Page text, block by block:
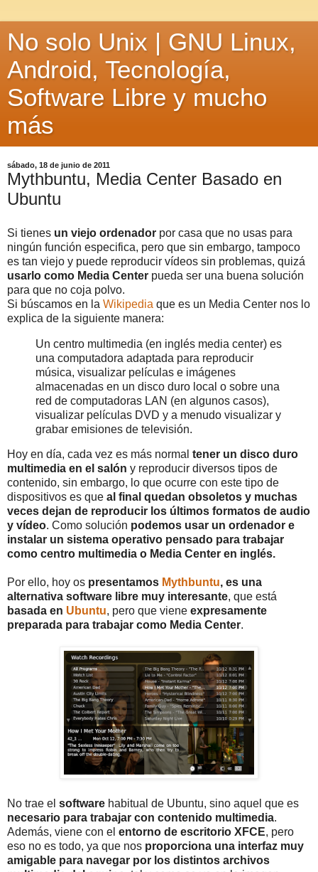
No solo Unix | GNU Linux,
Android, Tecnología,
Software Libre y mucho
más
sábado, 18 de junio de 2011
Mythbuntu, Media Center Basado en
Ubuntu
Si tienes un viejo ordenador por casa que no usas para
ningún función especifica, pero que sin embargo, tampoco
es tan viejo y puede reproducir vídeos sin problemas, quizá
usarlo como Media Center pueda ser una buena solución
para que no coja polvo.
Si búscamos en la Wikipedia que es un Media Center nos lo
explica de la siguiente manera:
Un centro multimedia (en inglés media center) es
una computadora adaptada para reproducir
música, visualizar películas e imágenes
almacenadas en un disco duro local o sobre una
red de computadoras LAN (en algunos casos),
visualizar películas DVD y a menudo visualizar y
grabar emisiones de televisión.
Hoy en día, cada vez es más normal tener un disco duro
multimedia en el salón y reproducir diversos tipos de
contenido, sin embargo, lo que ocurre con este tipo de
dispositivos es que al final quedan obsoletos y muchas
veces dejan de reproducir los últimos formatos de audio
y vídeo. Como solución podemos usar un ordenador e
instalar un sistema operativo pensado para trabajar
como centro multimedia o Media Center en inglés.
Por ello, hoy os presentamos Mythbuntu, es una
alternativa software libre muy interesante, que está
basada en Ubuntu, pero que viene expresamente
preparada para trabajar como Media Center.
No trae el software habitual de Ubuntu, sino aquel que es
necesario para trabajar con contenido multimedia.
Además, viene con el entorno de escritorio XFCE, pero
eso no es todo, ya que nos proporciona una interfaz muy
amigable para navegar por los distintos archivos